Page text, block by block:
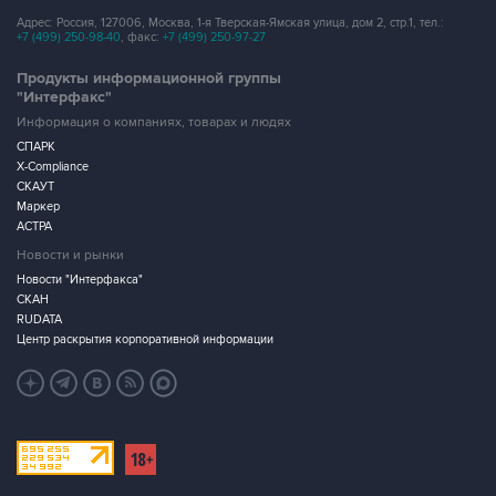
Продукты информационной группы
Информация о компаниях, товарах и людях
СПАРК
X-Compliance
СКАУТ
Маркер
АСТРА
Новости и рынки
Новости "Интерфакса"
СКАН
RUDATA
Центр раскрытия корпоративной информации
Условия использования информации
Выходные данные